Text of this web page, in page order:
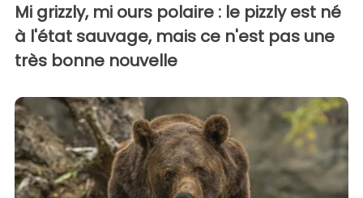
Mi grizzly, mi ours polaire : le pizzly est né
à l'état sauvage, mais ce n'est pas une
très bonne nouvelle